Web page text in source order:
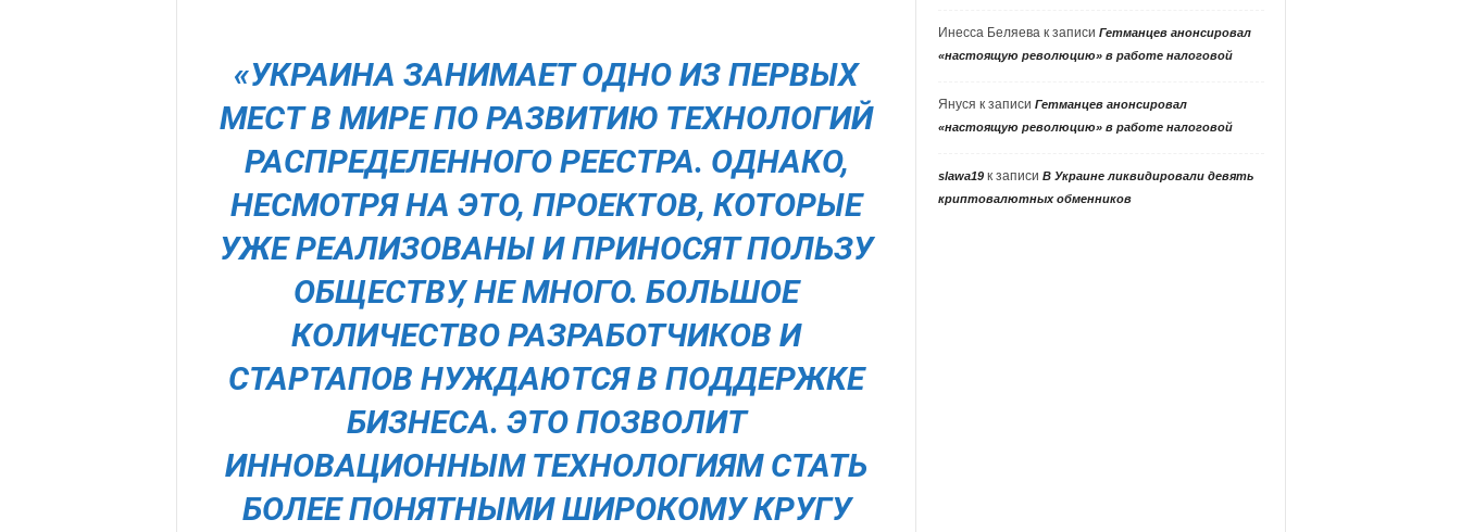
«УКРАИНА ЗАНИМАЕТ ОДНО ИЗ ПЕРВЫХ
МЕСТ В МИРЕ ПО РАЗВИТИЮ ТЕХНОЛОГИЙ
РАСПРЕДЕЛЕННОГО РЕЕСТРА. ОДНАКО,
НЕСМОТРЯ НА ЭТО, ПРОЕКТОВ, КОТОРЫЕ
УЖЕ РЕАЛИЗОВАНЫ И ПРИНОСЯТ ПОЛЬЗУ
ОБЩЕСТВУ, НЕ МНОГО. БОЛЬШОЕ
КОЛИЧЕСТВО РАЗРАБОТЧИКОВ И
СТАРТАПОВ НУЖДАЮТСЯ В ПОДДЕРЖКЕ
БИЗНЕСА. ЭТО ПОЗВОЛИТ
ИННОВАЦИОННЫМ ТЕХНОЛОГИЯМ СТАТЬ
БОЛЕЕ ПОНЯТНЫМИ ШИРОКОМУ КРУГУ
Инесса Беляевак записи Гетманцев анонсировал
«настоящую революцию» в работе налоговой
Януся к записи Гетманцев анонсировал
«настоящую революцию» в работе налоговой
slawa19к записи В Украине ликвидировали девять
криптовалютных обменников